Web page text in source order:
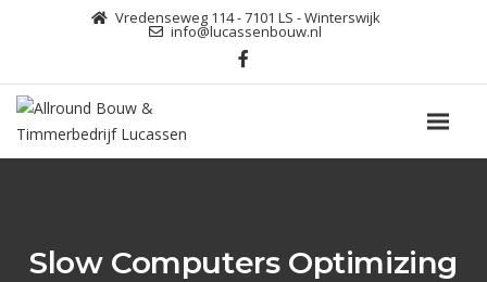
Vredenseweg 114 - 7101 LS - Winterswijk
info@lucassenbouw.nl
Slow Computers Optimizing